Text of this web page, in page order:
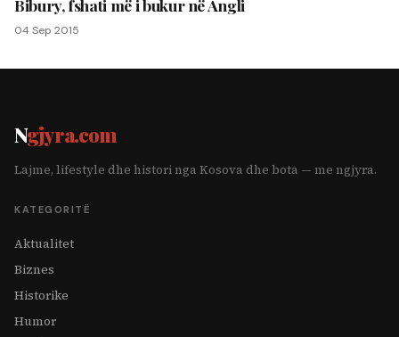
Bibury, fshati më i bukur në Angli
04 Sep 2015
Ngjyra.com
Lajme, lifestyle dhe histori nga Kosova dhe bota — me ngjyra.
KATEGORITË
Aktualitet
Biznes
Historike
Humor